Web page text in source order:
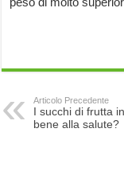
Articolo Precedente
I succhi di frutta
bene alla salute?